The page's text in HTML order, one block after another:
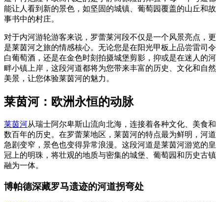
能让人看到新的景色，如坚固的城镇、葡萄园覆盖的山丘和故
事书中的村庄。
对于内河游轮游客来说，罗蕾莱河段不仅是一个风景亮点，更
是莱茵河之旅的情感核心。无论您是在阳光甲板上品尝雷司令
白葡萄酒，还是在金色时刻拍摄城堡剪影，抑或是在迷人的河
畔小镇上岸，这段河道都将为您带来丰富的历史、文化和自然
美景，让您体验莱茵河的魅力。
莱茵河：欧洲永恒的动脉
莱茵河从瑞士阿尔卑斯山流向北海，连接着各种文化、美食和
数百年的历史。在罗蕾莱地区，莱茵河的特点最为鲜明，河道
急剧变窄，景色也变得异常浪漫。这段河道是莱茵河游览的皇
冠上的明珠，将壮观的地质与密集的城堡、葡萄园和历史古镇
融为一体。
博帕德深藏罗马遗迹的河道拐弯处